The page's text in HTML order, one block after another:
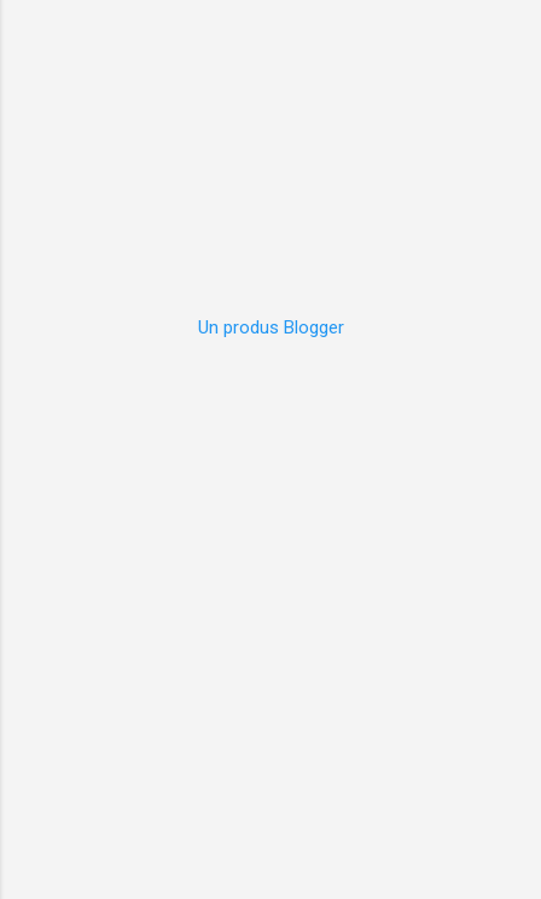
Un produs Blogger